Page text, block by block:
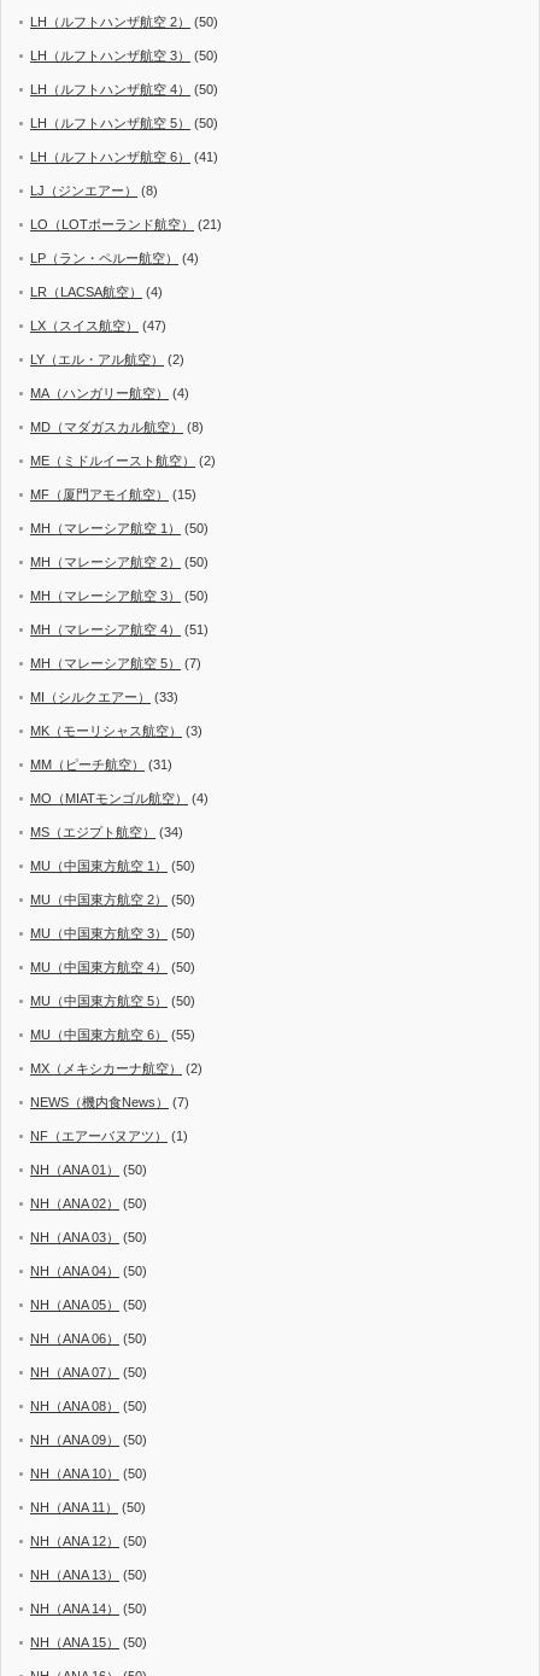
LH（ルフトハンザ航空 2） (50)
LH（ルフトハンザ航空 3） (50)
LH（ルフトハンザ航空 4） (50)
LH（ルフトハンザ航空 5） (50)
LH（ルフトハンザ航空 6） (41)
LJ（ジンエアー） (8)
LO（LOTポーランド航空） (21)
LP（ラン・ペルー航空） (4)
LR（LACSA航空） (4)
LX（スイス航空） (47)
LY（エル・アル航空） (2)
MA（ハンガリー航空） (4)
MD（マダガスカル航空） (8)
ME（ミドルイースト航空） (2)
MF（厦門アモイ航空） (15)
MH（マレーシア航空 1） (50)
MH（マレーシア航空 2） (50)
MH（マレーシア航空 3） (50)
MH（マレーシア航空 4） (51)
MH（マレーシア航空 5） (7)
MI（シルクエアー） (33)
MK（モーリシャス航空） (3)
MM（ピーチ航空） (31)
MO（MIATモンゴル航空） (4)
MS（エジプト航空） (34)
MU（中国東方航空 1） (50)
MU（中国東方航空 2） (50)
MU（中国東方航空 3） (50)
MU（中国東方航空 4） (50)
MU（中国東方航空 5） (50)
MU（中国東方航空 6） (55)
MX（メキシカーナ航空） (2)
NEWS（機内食News） (7)
NF（エアーバヌアツ） (1)
NH（ANA 01） (50)
NH（ANA 02） (50)
NH（ANA 03） (50)
NH（ANA 04） (50)
NH（ANA 05） (50)
NH（ANA 06） (50)
NH（ANA 07） (50)
NH（ANA 08） (50)
NH（ANA 09） (50)
NH（ANA 10） (50)
NH（ANA 11） (50)
NH（ANA 12） (50)
NH（ANA 13） (50)
NH（ANA 14） (50)
NH（ANA 15） (50)